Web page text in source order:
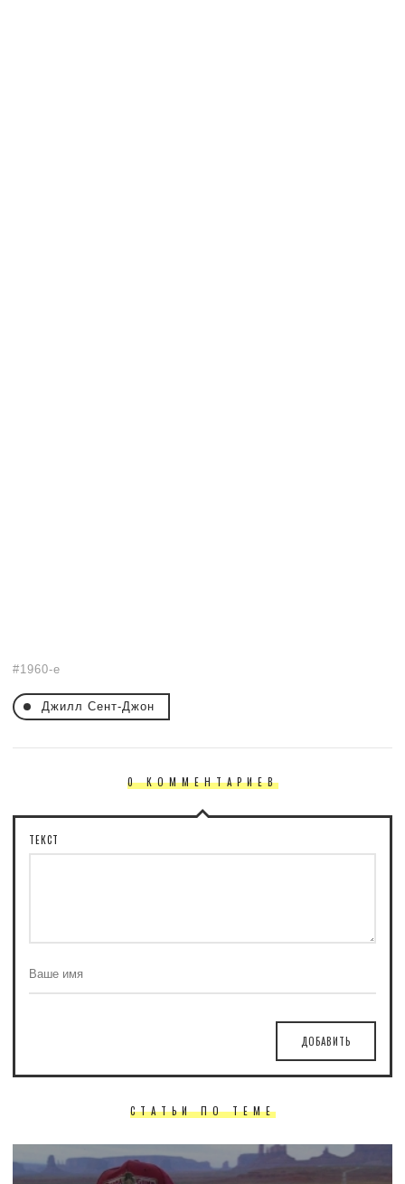
1960-е
Джилл Сент-Джон
0 КОММЕНТАРИЕВ
ТЕКСТ
ДОБАВИТЬ
СТАТЬИ ПО ТЕМЕ